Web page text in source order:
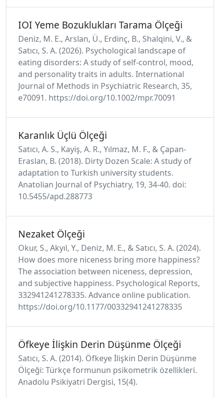
IOI Yeme Bozuklukları Tarama Ölçeği
Deniz, M. E., Arslan, Ü., Erdinç, B., Shalqini, V., &
Satıcı, S. A. (2026). Psychological landscape of
eating disorders: A study of self-control, mood,
and personality traits in adults. International
Journal of Methods in Psychiatric Research, 35,
e70091. https://doi.org/10.1002/mpr.70091
Karanlık Üçlü Ölçeği
Satıcı, A. S., Kayiş, A. R., Yılmaz, M. F., & Çapan-
Eraslan, B. (2018). Dirty Dozen Scale: A study of
adaptation to Turkish university students.
Anatolian Journal of Psychiatry, 19, 34-40. doi:
10.5455/apd.288773
Nezaket Ölçeği
Okur, S., Akyıl, Y., Deniz, M. E., & Satıcı, S. A. (2024).
How does more niceness bring more happiness?
The association between niceness, depression,
and subjective happiness. Psychological Reports,
332941241278335. Advance online publication.
https://doi.org/10.1177/00332941241278335
Öfkeye İlişkin Derin Düşünme Ölçeği
Satıcı, S. A. (2014). Öfkeye İlişkin Derin Düşünme
Ölçeği: Türkçe formunun psikometrik özellikleri.
Anadolu Psikiyatri Dergisi, 15(4).